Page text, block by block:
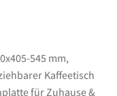
545 mm,
Kaffeetisch
für Zuhause &